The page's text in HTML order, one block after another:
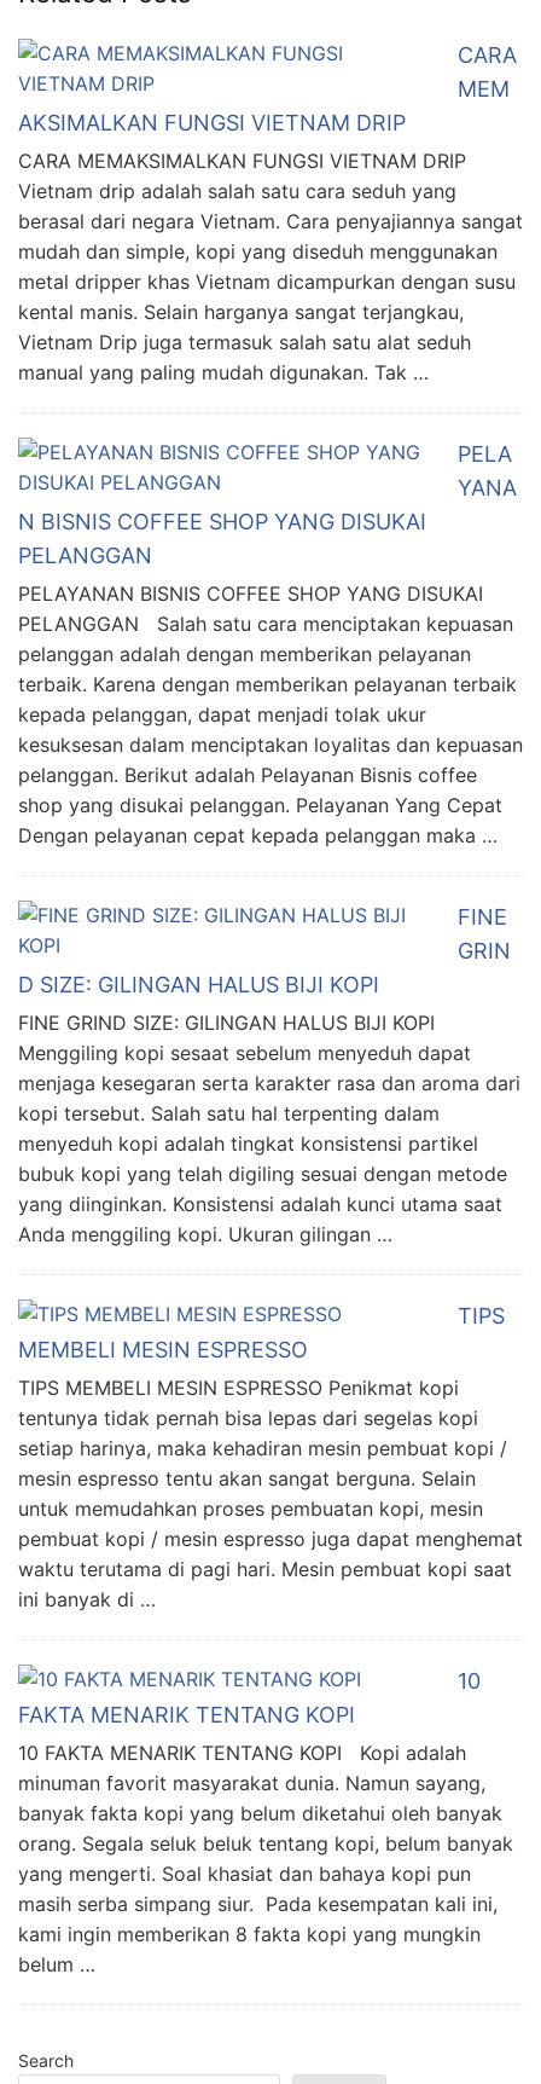
CARA
MEM
AKSIMALKAN FUNGSI VIETNAM DRIP
CARA MEMAKSIMALKAN FUNGSI VIETNAM DRIP
Vietnam drip adalah salah satu cara seduh yang
berasal dari negara Vietnam. Cara penyajiannya sangat
mudah dan simple, kopi yang diseduh menggunakan
metal dripper khas Vietnam dicampurkan dengan susu
kental manis. Selain harganya sangat terjangkau,
Vietnam Drip juga termasuk salah satu alat seduh
manual yang paling mudah digunakan. Tak …
PELA
YANA
N BISNIS COFFEE SHOP YANG DISUKAI
PELANGGAN
PELAYANAN BISNIS COFFEE SHOP YANG DISUKAI
PELANGGAN Salah satu cara menciptakan kepuasan
pelanggan adalah dengan memberikan pelayanan
terbaik. Karena dengan memberikan pelayanan terbaik
kepada pelanggan, dapat menjadi tolak ukur
kesuksesan dalam menciptakan loyalitas dan kepuasan
pelanggan. Berikut adalah Pelayanan Bisnis coffee
shop yang disukai pelanggan. Pelayanan Yang Cepat
Dengan pelayanan cepat kepada pelanggan maka …
FINE
GRIN
D SIZE: GILINGAN HALUS BIJI KOPI
FINE GRIND SIZE: GILINGAN HALUS BIJI KOPI
Menggiling kopi sesaat sebelum menyeduh dapat
menjaga kesegaran serta karakter rasa dan aroma dari
kopi tersebut. Salah satu hal terpenting dalam
menyeduh kopi adalah tingkat konsistensi partikel
bubuk kopi yang telah digiling sesuai dengan metode
yang diinginkan. Konsistensi adalah kunci utama saat
Anda menggiling kopi. Ukuran gilingan …
TIPS
MEMBELI MESIN ESPRESSO
TIPS MEMBELI MESIN ESPRESSO Penikmat kopi
tentunya tidak pernah bisa lepas dari segelas kopi
setiap harinya, maka kehadiran mesin pembuat kopi /
mesin espresso tentu akan sangat berguna. Selain
untuk memudahkan proses pembuatan kopi, mesin
pembuat kopi / mesin espresso juga dapat menghemat
waktu terutama di pagi hari. Mesin pembuat kopi saat
ini banyak di …
10
FAKTA MENARIK TENTANG KOPI
10 FAKTA MENARIK TENTANG KOPI Kopi adalah
minuman favorit masyarakat dunia. Namun sayang,
banyak fakta kopi yang belum diketahui oleh banyak
orang. Segala seluk beluk tentang kopi, belum banyak
yang mengerti. Soal khasiat dan bahaya kopi pun
masih serba simpang siur. Pada kesempatan kali ini,
kami ingin memberikan 8 fakta kopi yang mungkin
belum …
Search